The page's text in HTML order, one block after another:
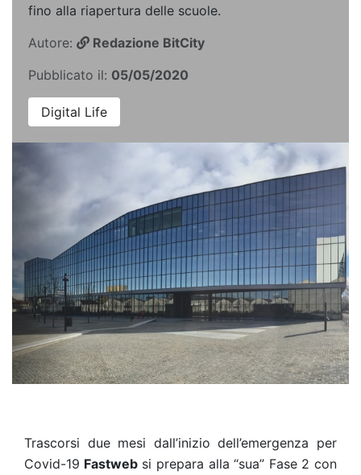
fino alla riapertura delle scuole.
Autore:
Redazione BitCity
Pubblicato il: 05/05/2020
Digital Life
Trascorsi due mesi dall’inizio dell’emergenza per
Covid-19 Fastwebsi prepara alla “sua” Fase 2 con